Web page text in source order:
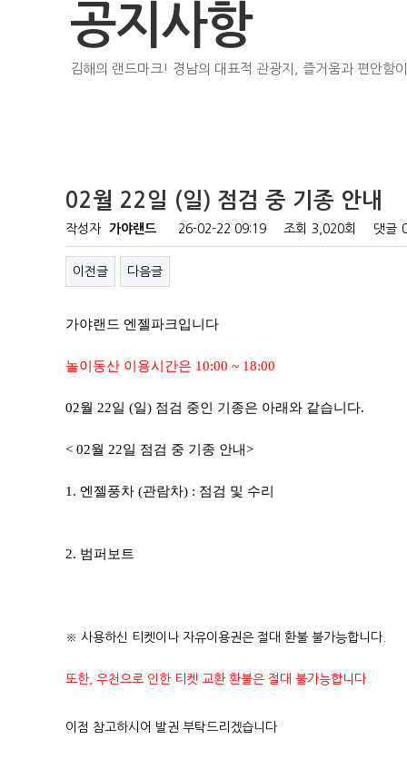
공지사항
김해의 랜드마크! 경남의 대표적 관광지, 즐거움과 편안함
02월 22일 (일) 점검 중 기종 안내
작성자 가야랜드 26-02-22 09:19 조회 3,020회 댓글
이전글 다음글
가야랜드 엔젤파크입니다
놀이동산 이용시간은 10:00 ~ 18:00
02월 22일 (일) 점검 중인 기종은 아래와 같습니다.
< 02월 22일 점검 중 기종 안내>
1. 엔젤풍차 (관람차) : 점검 및 수리
2. 범퍼보트
※ 사용하신 티켓이나 자유이용권은 절대 환불 불가능합니다.
또한, 우천으로 인한 티켓 교환 환불은 절대 불가능합니다
이점 참고하시어 발권 부탁드리겠습니다